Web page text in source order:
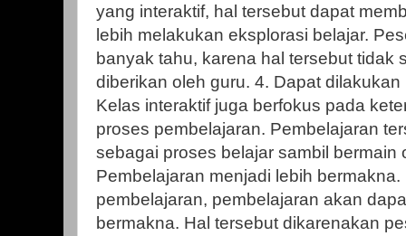
yang interaktif, hal tersebut dapat
lebih melakukan eksplorasi belajar.
banyak tahu, karena hal tersebut tidak
diberikan oleh guru. 4. Dapat
Kelas interaktif juga berfokus pada
proses pembelajaran. Pembelajaran
sebagai proses belajar sambil bermain
Pembelajaran menjadi lebih
pembelajaran, pembelajaran akan
bermakna. Hal tersebut dikarenakan